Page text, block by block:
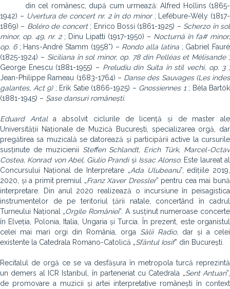
din cel românesc, după cum urmează: Alfred Hollins (1865-
1942) – Uvertura de concert nr. 2 în do minor; Lefébure-Wély (1817-
1869) – Boléro de concert; Enrico Bossi (1861-1925) – Scherzo în sol
minor, op. 49, nr. 2; Dinu Lipatti (1917-1950) – Nocturnă în fa# minor,
op. 6; Hans-André Stamm (1958*) – Rondo alla latina; Gabriel Fauré
(1825-1924) – Siciliana în sol minor, op. 78 din Pelléas et Mélisande;
George Enescu (1881-1955) – Preludiu din Suita în stil vechi, op. 3;
Jean-Philippe Rameau (1683-1764) – Danse des Sauvages (Les indes
galantes, Act 9); Erik Satie (1866-1925) – Gnossiennes 1; Béla Bartók
(1881-1945) – Șase dansuri românești.
Eduard Antala absolvit ciclurile de licență și de master ale
Universității Naționale de Muzică București, specializarea orgă, dar
pregătirea sa muzicală se datorează și participării active la cursurile
susținute de muzicienii Steffen Schlandt, Erich Türk, Marcel-Octav
Costea, Konrad von Abel, Giulio Prandiși Issac Alonso. Este laureat al
Concursului Național de Interpretare „Ada Ulubeanu”, edițiile 2019,
2020, și a primit premiul „Franz Xaver Dressler” pentru cea mai bună
interpretare. Din anul 2020 realizează o incursiune în peisagistica
instrumentelor de pe teritoriul țării natale, concertând în cadrul
Turneului Național „Orgile României”. A susținut numeroase concerte
în Elveția, Polonia, Italia, Ungaria și Turcia. În prezent, este organistul
celei mai mari orgi din România, orga Sălii Radio, dar și a celei
existente la Catedrala Romano-Catolică „Sfântul Iosif” din București.
Recitalul de orgă ce se va desfășura în metropola turcă reprezintă
un demers al ICR Istanbul, în parteneriat cu Catedrala „Sent Antuan”,
de promovare a muzicii și artei interpretative românești în context